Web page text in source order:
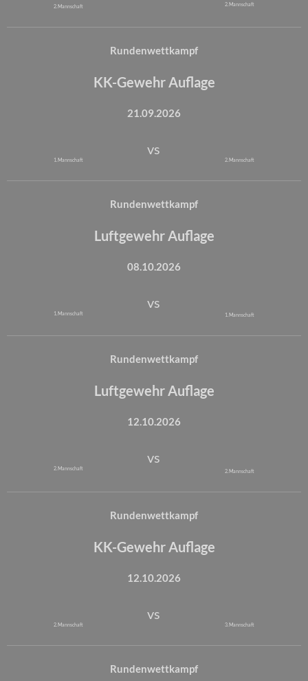
2. Mannschaft 2. Mannschaft
Rundenwettkampf
KK-Gewehr Auflage
21.09.2026
1. Mannschaft
vs
2. Mannschaft
Rundenwettkampf
Luftgewehr Auflage
08.10.2026
1. Mannschaft
vs
1. Mannschaft
Rundenwettkampf
Luftgewehr Auflage
12.10.2026
2. Mannschaft
vs
2. Mannschaft
Rundenwettkampf
KK-Gewehr Auflage
12.10.2026
2. Mannschaft
vs
3. Mannschaft
Rundenwettkampf